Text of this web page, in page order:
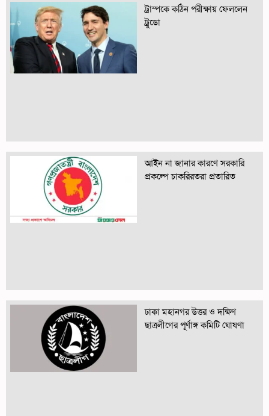
ট্রাম্পকে কঠিন পরীক্ষায় ফেললেন
ট্রুডো
আইন না জানার কারণে সরকারি
প্রকল্পে চাকরিরতরা প্রতারিত
ঢাকা মহানগর উত্তর ও দক্ষিণ
ছাত্রলীগের পূর্ণাঙ্গ কমিটি ঘোষণা